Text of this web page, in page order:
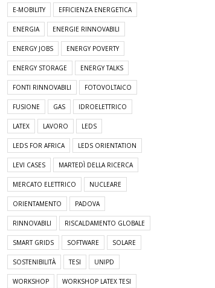
E-MOBILITY EFFICIENZA ENERGETICA
ENERGIA ENERGIE RINNOVABILI
ENERGY JOBS ENERGY POVERTY
ENERGY STORAGE ENERGY TALKS
FONTI RINNOVABILI FOTOVOLTAICO
FUSIONE GAS IDROELETTRICO
LATEX LAVORO LEDS
LEDS FOR AFRICA LEDS ORIENTATION
LEVI CASES MARTEDÌ DELLA RICERCA
MERCATO ELETTRICO NUCLEARE
ORIENTAMENTO PADOVA
RINNOVABILI RISCALDAMENTO GLOBALE
SMART GRIDS SOFTWARE SOLARE
SOSTENIBILITÀ TESI UNIPD
WORKSHOP WORKSHOP LATEX TESI